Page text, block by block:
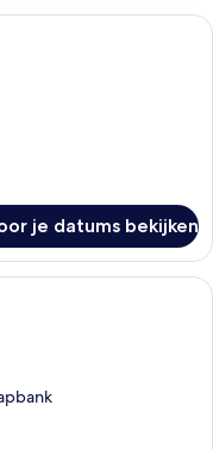
met een bed, een
je datums bekijken
met een bed,